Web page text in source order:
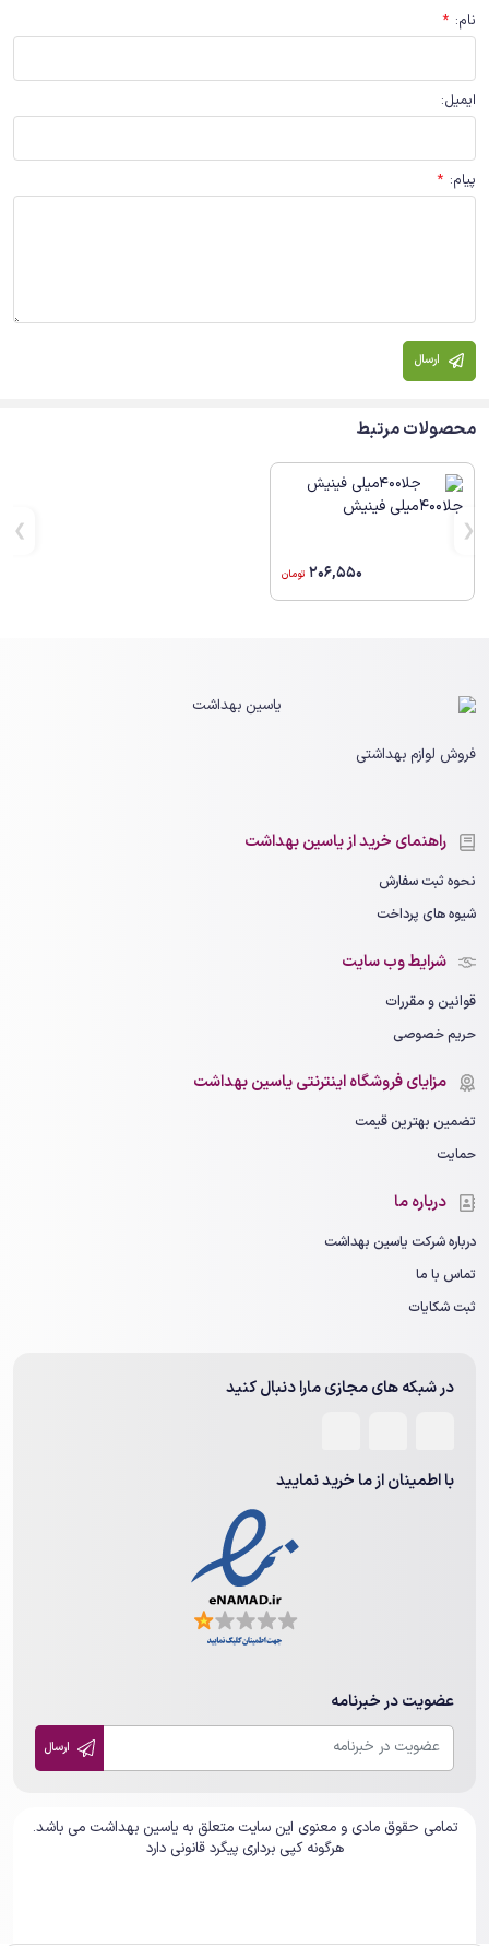
نام:
*
ایمیل:
پیام:
*
ارسال
محصولات مرتبط
جلا400میلی فینیش
206,550 تومان
فروش لوازم بهداشتی
راهنمای خرید از یاسین بهداشت
نحوه ثبت سفارش
شیوه های پرداخت
شرایط وب سایت
قوانین و مقررات
حریم خصوصی
مزایای فروشگاه اینترنتی یاسین بهداشت
تضمین بهترین قیمت
حمایت
درباره ما
درباره شرکت یاسین بهداشت
تماس با ما
ثبت شکایات
در شبکه های مجازی مارا دنبال کنید
با اطمینان از ما خرید نمایید
عضویت در خبرنامه
تمامی حقوق مادی و معنوی این سایت متعلق به یاسین بهداشت می باشد.
هرگونه کپی برداری پیگرد قانونی دارد